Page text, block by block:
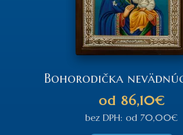
Bohorodička
od 86,10€
bez DPH: od 70,00€